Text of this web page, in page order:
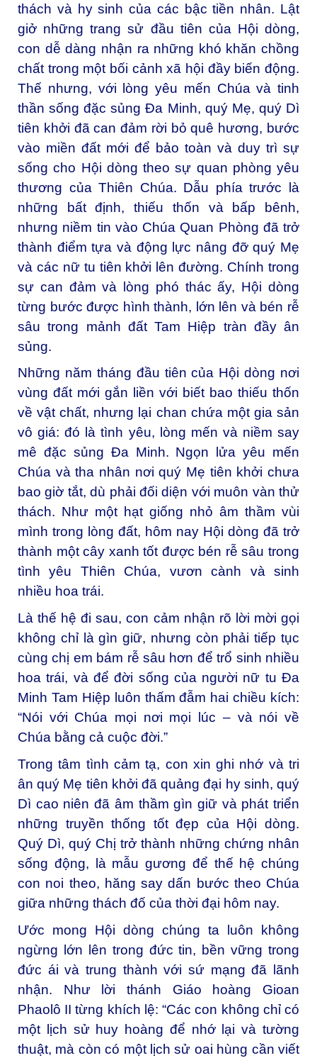
thách và hy sinh của các bậc tiền nhân. Lật
giở những trang sử đầu tiên của Hội dòng,
con dễ dàng nhận ra những khó khăn chồng
chất trong một bối cảnh xã hội đầy biến động.
Thế nhưng, với lòng yêu mến Chúa và tinh
thần sống đặc sủng Đa Minh, quý Mẹ, quý Dì
tiên khởi đã can đảm rời bỏ quê hương, bước
vào miền đất mới để bảo toàn và duy trì sự
sống cho Hội dòng theo sự quan phòng yêu
thương của Thiên Chúa. Dẫu phía trước là
những bất định, thiếu thốn và bấp bênh,
nhưng niềm tin vào Chúa Quan Phòng đã trở
thành điểm tựa và động lực nâng đỡ quý Mẹ
và các nữ tu tiên khởi lên đường. Chính trong
sự can đảm và lòng phó thác ấy, Hội dòng
từng bước được hình thành, lớn lên và bén rễ
sâu trong mảnh đất Tam Hiệp tràn đầy ân
sủng.
Những năm tháng đầu tiên của Hội dòng nơi
vùng đất mới gắn liền với biết bao thiếu thốn
về vật chất, nhưng lại chan chứa một gia sản
vô giá: đó là tình yêu, lòng mến và niềm say
mê đặc sủng Đa Minh. Ngọn lửa yêu mến
Chúa và tha nhân nơi quý Mẹ tiên khởi chưa
bao giờ tắt, dù phải đối diện với muôn vàn thử
thách. Như một hạt giống nhỏ âm thầm vùi
mình trong lòng đất, hôm nay Hội dòng đã trở
thành một cây xanh tốt được bén rễ sâu trong
tình yêu Thiên Chúa, vươn cành và sinh
nhiều hoa trái.
Là thế hệ đi sau, con cảm nhận rõ lời mời gọi
không chỉ là gìn giữ, nhưng còn phải tiếp tục
cùng chị em bám rễ sâu hơn để trổ sinh nhiều
hoa trái, và để đời sống của người nữ tu Đa
Minh Tam Hiệp luôn thấm đẫm hai chiều kích:
“Nói với Chúa mọi nơi mọi lúc – và nói về
Chúa bằng cả cuộc đời.”
Trong tâm tình cảm tạ, con xin ghi nhớ và tri
ân quý Mẹ tiên khởi đã quảng đại hy sinh, quý
Dì cao niên đã âm thầm gìn giữ và phát triển
những truyền thống tốt đẹp của Hội dòng.
Quý Dì, quý Chị trở thành những chứng nhân
sống động, là mẫu gương để thế hệ chúng
con noi theo, hăng say dấn bước theo Chúa
giữa những thách đố của thời đại hôm nay.
Ước mong Hội dòng chúng ta luôn không
ngừng lớn lên trong đức tin, bền vững trong
đức ái và trung thành với sứ mạng đã lãnh
nhận. Như lời thánh Giáo hoàng Gioan
Phaolô II từng khích lệ: “Các con không chỉ có
một lịch sử huy hoàng để nhớ lại và tường
thuật, mà còn có một lịch sử oai hùng cần viết